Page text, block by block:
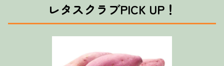
レタスクラブPICK UP！